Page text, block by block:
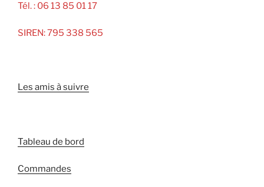
Tél. : 06 13 85 01 17
SIREN: 795 338 565
Les amis à suivre
Tableau de bord
Commandes